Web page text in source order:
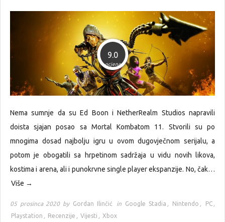
9.0
ocjena
Nema sumnje da su Ed Boon i NetherRealm Studios napravili
doista sjajan posao sa Mortal Kombatom 11. Stvorili su po
mnogima dosad najbolju igru u ovom dugovječnom serijalu, a
potom je obogatili sa hrpetinom sadržaja u vidu novih likova,
kostima i arena, ali i punokrvne single player ekspanzije. No, čak…
Više →
05 prosinca 2020 by Gordan Ilinčić in Google Stadia , Nintendo , PC ,
Playstation , Recenzije , Vijesti , Xbox